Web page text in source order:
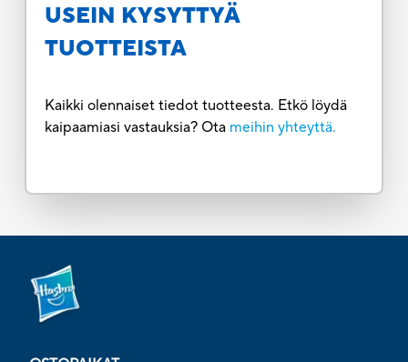
USEIN KYSYTTYÄ
TUOTTEISTA
Kaikki olennaiset tiedot tuotteesta. Etkö löydä
kaipaamiasi vastauksia? Ota meihin yhteyttä.